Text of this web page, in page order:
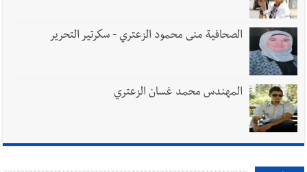
الصحافية منى محمود الزعتري - سكرتير التحرير
المهندس محمد غسان الزعتري